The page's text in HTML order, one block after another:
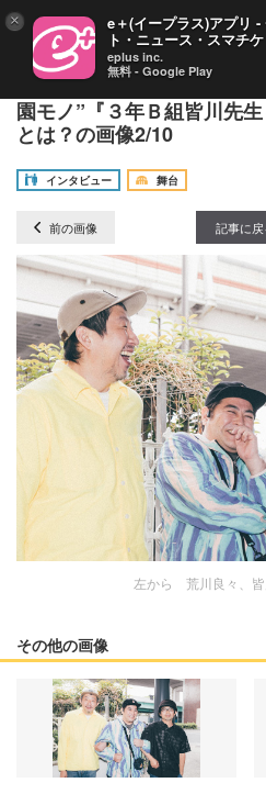
皆川猿時、荒川良々、細川
園モノ”『３年Ｂ組皆川先
とは？の画像2/10
インタビュー
舞台
前の画像 記事に戻
左から 荒川良々、皆
その他の画像
× e＋(イープラス)アプリ -
ト・ニュース・スマチケ
eplus inc.
無料 - Google Play